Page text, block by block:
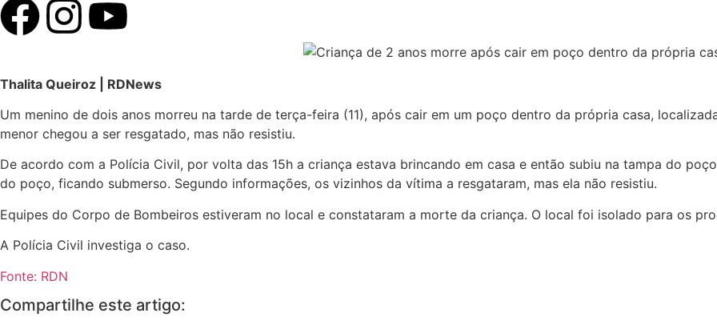
Thalita Queiroz | RDNews
Um menino de dois anos morreu na tarde de terça-feira (11), após cair em um poço dentro da própria casa,
menor chegou a ser resgatado, mas não resistiu.
De acordo com a Polícia Civil, por volta das 15h a criança estava brincando em casa e então subiu na tampa do
do poço, ficando submerso. Segundo informações, os vizinhos da vítima a resgataram, mas ela não resistiu.
Equipes do Corpo de Bombeiros estiveram no local e constataram a morte da criança. O local foi isolado para os
A Polícia Civil investiga o caso.
Fonte: RDN
Compartilhe este artigo: